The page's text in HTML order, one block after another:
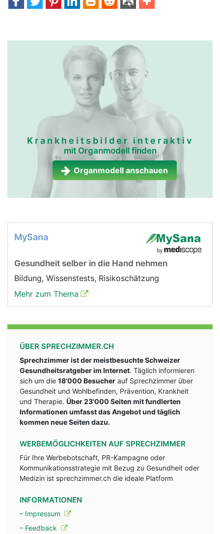
Krankheitsbilder interaktiv
mit Organmodell finden
Organmodell anschauen
MySana
Gesundheit selber in die Hand nehmen
Bildung, Wissenstests, Risikoschätzung
Mehr zum Thema
ÜBER SPRECHZIMMER.CH
Sprechzimmer ist der meistbesuchte Schweizer
Gesundheitsratgeber im Internet. Täglich informieren
sich um die 18'000 Besucher auf Sprechzimmer über
Gesundheit und Wohlbefinden, Prävention, Krankheit
und Therapie. Über 23'000 Seiten mit fundlerten
Informationen umfasst das Angebot und täglich
kommen neue Seiten dazu.
WERBEMÖGLICHKEITEN AUF SPRECHZIMMER
Für Ihre Werbebotschaft, PR-Kampagne oder
Kommunikationsstrategie mit Bezug zu Gesundheit oder
Medizin ist sprechzimmer.ch die ideale Platform
INFORMATIONEN
– Impressum
– Feedback